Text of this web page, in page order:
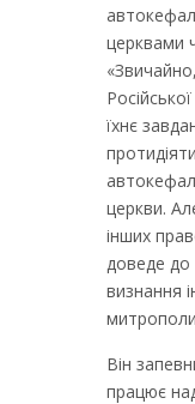
церквами
їхнє
церкви.
інших
доведе
визнання
Він
працює